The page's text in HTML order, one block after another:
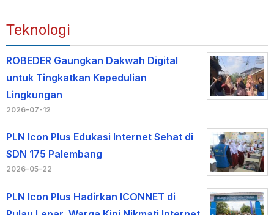
Teknologi
ROBEDER Gaungkan Dakwah Digital
untuk Tingkatkan Kepedulian
Lingkungan
2026-07-12
PLN Icon Plus Edukasi Internet Sehat di
SDN 175 Palembang
2026-05-22
PLN Icon Plus Hadirkan ICONNET di